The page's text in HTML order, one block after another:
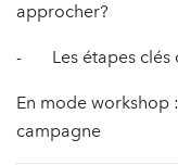
approcher?
- Les étapes clés
En mode workshop
campagne